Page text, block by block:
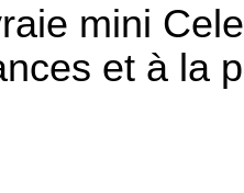
mini
et à la